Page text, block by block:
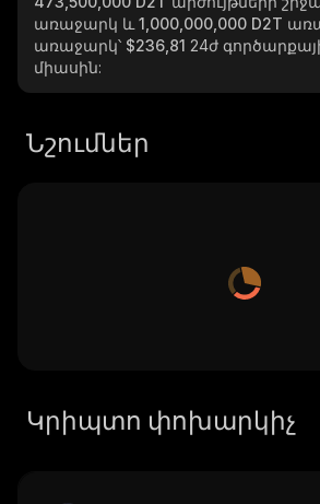
առաջարկ և 1,000,000,000 D2T
առաջարկ՝ $236,81 24ժ
միասին:
Նշումներ
Կրիպտո փոխարկիչ